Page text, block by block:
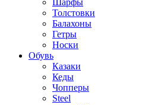
Шарфы
Толстовки
Балахоны
Гетры
Носки
Обувь
Казаки
Кеды
Чопперы
Steel